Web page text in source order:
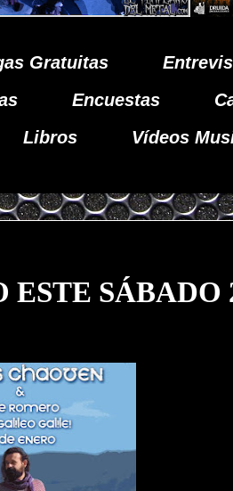
Gratuitas
Encuestas
Libros Vídeos
ESTE SÁBADO